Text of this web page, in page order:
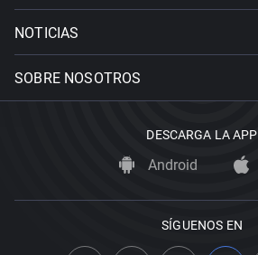
NOTICIAS
SOBRE NOSOTROS
DESCARGA LA APP
Android
SÍGUENOS EN